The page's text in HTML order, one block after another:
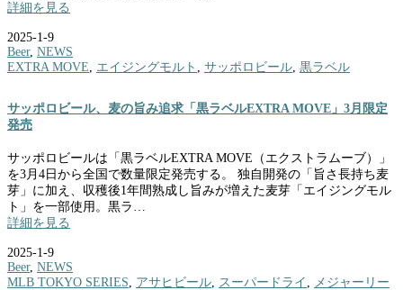
詳細を見る
2025-1-9
Beer, NEWS
EXTRA MOVE, エイジングモルト , サッポロビール, 黒ラベル
サッポロビール、麦の旨み追求「黒ラベルEXTRA MOVE」3月限定
発売
サッポロビールは「黒ラベルEXTRA MOVE（エクストラムーブ）」
を3月4日から全国で数量限定発売する。 独自開発の「旨さ長持ち麦
芽」に加え、収穫後1年間熟成し旨みが増えた麦芽「エイジングモル
ト」を一部使用。黒ラ…
詳細を見る
2025-1-9
Beer, NEWS
MLB TOKYO SERIES
アサヒビール スーパードライ
メジャーリー